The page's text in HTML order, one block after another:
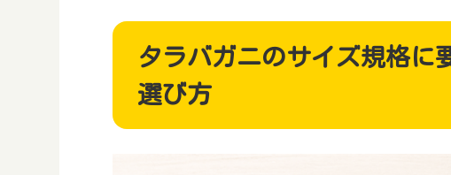
タラバガニのサイズ規格に
選び方